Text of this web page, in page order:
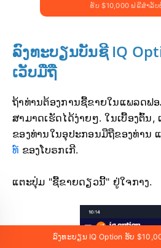
ຮັບ $10,000 ຟຣີສຳລັບ
ລົງທະບຽນບັນຊີ IQ
ເວັບມືຖື
ຖ້າທ່ານຕ້ອງການຊື້ຂາຍໃນແພລດຟ
ສາມາດເຮັດໄດ້ງ່າຍໆ. ໃນເບື້ອງຕົ້ນ,
ຂອງທ່ານໃນອຸປະກອນມືຖືຂອງທ່ານ
ທ໌ ຂອງໂບຣກເກີ.
ແຕະປຸ່ມ "ຊື້ຂາຍດຽວນີ້" ຢູ່ໃຈກາງ.
ລົງທະບຽນ IQ Option ຮັບ